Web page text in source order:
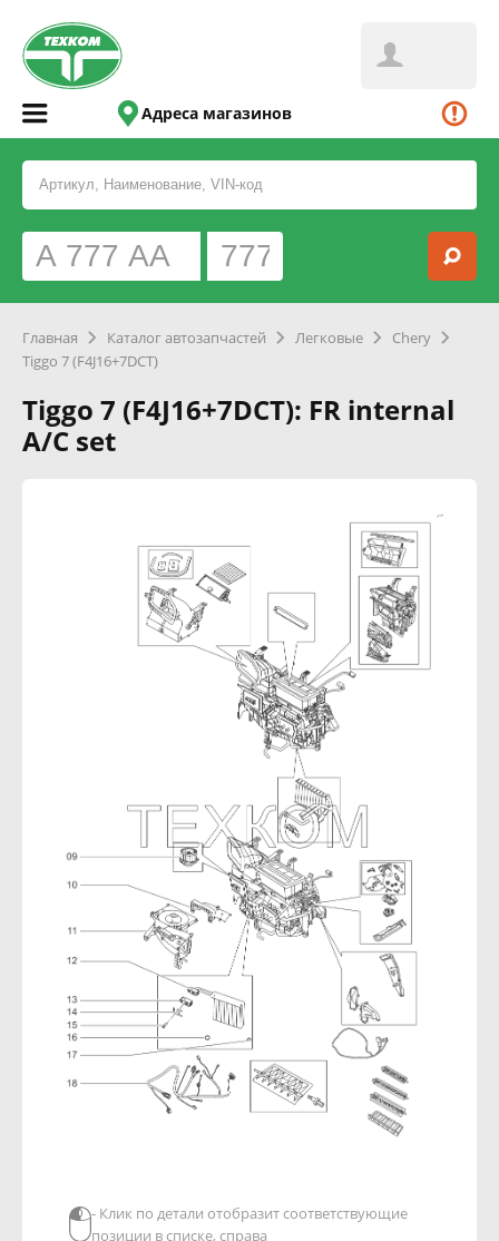
Адреса магазинов
Главная Каталог автозапчастей Легковые
Chery
Tiggo 7 (F4J16+7DCT)
Tiggo 7 (F4J16+7DCT): FR internal
A/C set
- Клик по детали отобразит соответствующие
позиции в списке, справа